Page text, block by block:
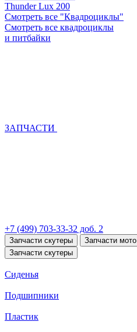
Thunder Lux 200
Смотреть все "Квадроциклы"
Смотреть все квадроциклы
и питбайки
ЗАПЧАСТИ
+7 (499) 703-33-32 доб. 2
Запчасти скутеры Запчасти мото
Запчасти скутеры
Сиденья
Подшипники
Пластик